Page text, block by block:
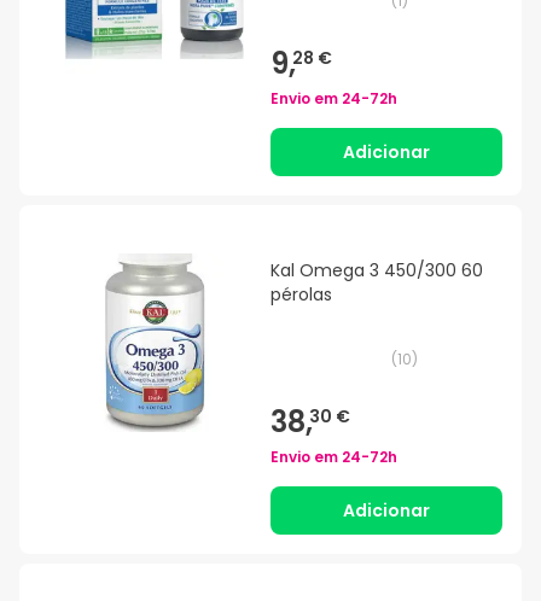
9,28 €
Envio em 24-72h
Adicionar
Kal Omega 3 450/300 60
pérolas
(10)
38,30 €
Envio em 24-72h
Adicionar